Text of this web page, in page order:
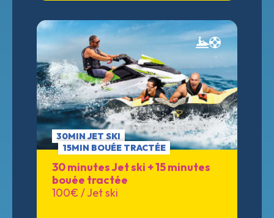
30MIN JET SKI
15MIN BOUÉE TRACTÉE
30 minutes Jet ski + 15 minutes
bouée tractée
100€ / Jet ski